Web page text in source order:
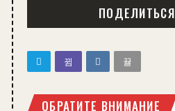
ПОДЕЛИТЬСЯ
ОБРАТИТЕ ВНИМАНИЕ